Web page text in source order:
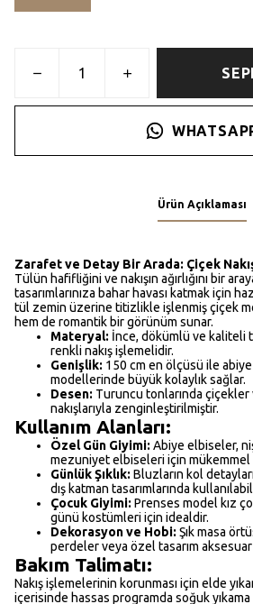
Ürün Açıklaması
Zarafet ve Detay Bir Arada: Çiçek
Tülün hafifliğini ve nakışın ağırlığını bir
tasarımlarınıza bahar havası katmak için
tül zemin üzerine titizlikle işlenmiş çiçek
hem de romantik bir görünüm sunar.
Materyal: İnce, dökümlü ve kaliteli
renkli nakış işlemelidir.
Genişlik: 150 cm en ölçüsü ile
modellerinde büyük kolaylık sağlar.
Desen: Turuncu tonlarında
nakışlarıyla zenginleştirilmiştir.
Kullanım Alanları:
Özel Gün Giyimi: Abiye elbiseler,
mezuniyet elbiseleri için mükemmel
Günlük Şıklık: Bluzların kol
dış katman tasarımlarında
Çocuk Giyimi: Prenses model kız
günü kostümleri için idealdir.
Dekorasyon ve Hobi: Şık masa
perdeler veya özel tasarım aksesuar
Bakım Talimatı:
Nakış işlemelerinin korunması için elde
içerisinde hassas programda soğuk